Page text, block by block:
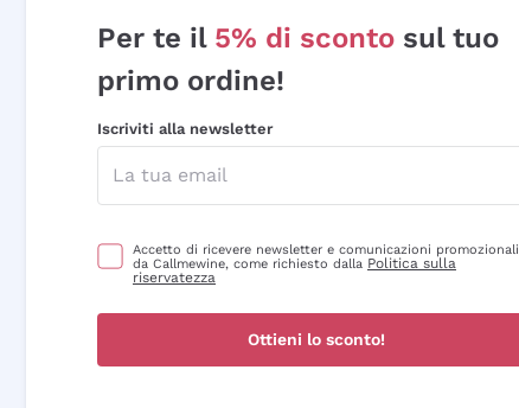
Per te il 5% di sconto sul tuo
primo ordine!
Iscriviti alla newsletter
Accetto di ricevere newsletter e comunicazioni promozionali
da Callmewine, come richiesto dalla Politica sulla
riservatezza
Ottieni lo sconto!